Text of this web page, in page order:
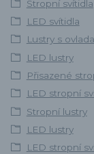
Stropní svítidla
LED svítidla
Lustry s
LED lustry
Přisazené
LED stropní
Stropní lustry
LED lustry
LED stropní